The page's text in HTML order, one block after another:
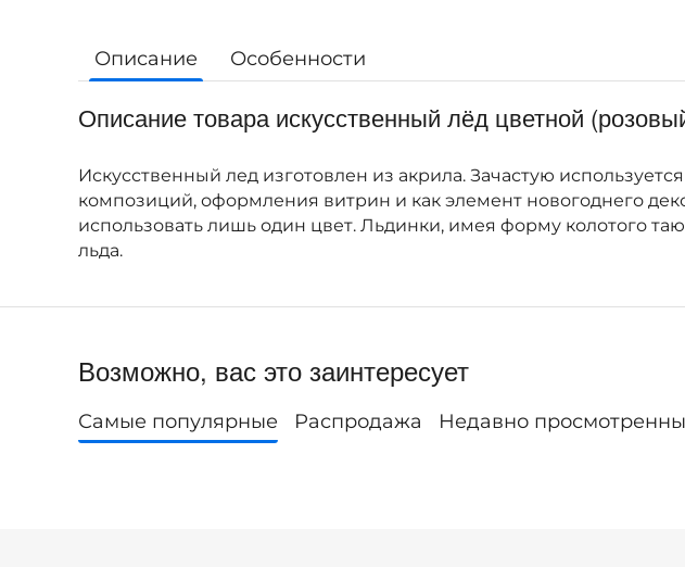
Описание Особенности
Описание товара искусственный лёд цветной
Искусственный лед изготовлен из акрила. Зачастую
композиций, оформления витрин и как элемент новогоднего
использовать лишь один цвет. Льдинки, имея форму колотого
льда.
Возможно, вас это заинтересует
Самые популярные Распродажа Недавно